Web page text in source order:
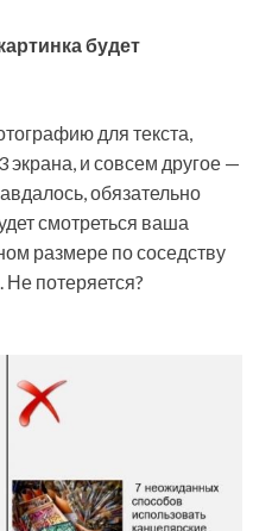
будет
для текста,
экрана, и совсем другое —
обязательно
смотреться ваша
размере по соседству
потеряется?